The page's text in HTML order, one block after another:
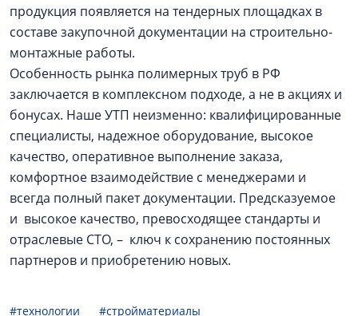
продукция появляется на тендерных площадках в
составе закупочной документации на строительно-
монтажные работы.
Особенность рынка полимерных труб в РФ
заключается в комплексном подходе, а не в акциях и
бонусах. Наше УТП неизменно: квалифицированные
специалисты, надежное оборудование, высокое
качество, оперативное выполнение заказа,
комфортное взаимодействие с менеджерами и
всегда полный пакет документации. Предсказуемое
и высокое качество, превосходящее стандарты и
отраслевые СТО, – ключ к сохранению постоянных
партнеров и приобретению новых.
#технологии #стройматериалы